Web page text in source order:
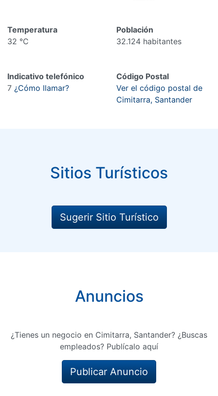
Temperatura
32 °C
Población
32.124 habitantes
Indicativo telefónico
7 ¿Cómo llamar?
Código Postal
Ver el código postal de
Cimitarra, Santander
Sitios Turísticos
Sugerir Sitio Turístico
Anuncios
¿Tienes un negocio en Cimitarra, Santander? ¿Buscas
empleados? Publícalo aquí
Publicar Anuncio